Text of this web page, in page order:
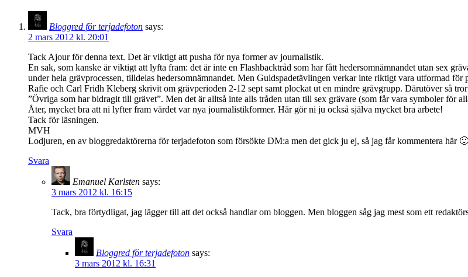
Bloggred för terjadefoton says:
2 mars 2012 kl. 20:01
Tack Ajour för denna text. Det är viktigt att pusha för nya former av journalistik.
En sak, som kanske är viktigt att lyfta fram: det är inte en Flashbacktråd som har fått hedersomnämnandet utan sex
under hela grävprocessen, tilldelas hedersomnämnandet. Men Guldspadetävlingen verkar inte riktigt vara utformad
Rafie och Carl Fridh Kleberg skrivit om grävperioden 2-12 sept samt plockat ut en mindre grävgrupp. Därutöver så
”Övriga som har bidragit till grävet”. Men det är alltså inte alls tråden utan till sex grävare (som får vara symboler för
Åter, mycket bra att ni lyfter fram värdet var nya journalistikformer. Här gör ni ju också själva mycket bra arbete!
Tack för läsningen.
MVH
Lodjuren, en av bloggredaktörerna för terjadefoton som försökte DM:a men det gick ju ej, så jag får kommentera här 🙂
Svara
Emanuel Karlsten says:
3 mars 2012 kl. 16:15
Tack, bra förtydligat, jag lägger till att det också handlar om bloggen. Men bloggen såg jag mest som ett
Svara
Bloggred för terjadefoton says:
3 mars 2012 kl. 16:31